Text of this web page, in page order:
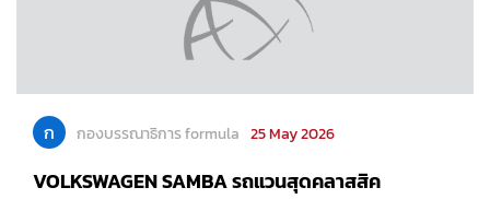
ก กองบรรณาธิการ formula 25 May 2026
VOLKSWAGEN SAMBA รถแวนสุดคลาสสิค